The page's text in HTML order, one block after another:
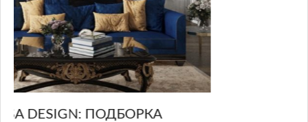
GLAZOV DESIGN GROUP – УНИКАЛЬНЫЙ